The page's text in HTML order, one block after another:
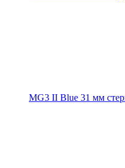
MG3 II Blue 31 мм